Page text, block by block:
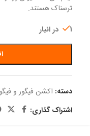
ترسناک هستند.
1 در انبار
دسته: اکشن فیگور و
اشتراک گذاری: